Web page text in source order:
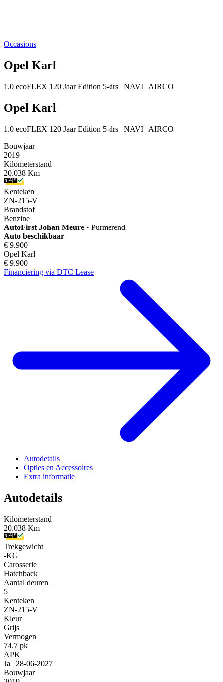
Occasions
Opel Karl
1.0 ecoFLEX 120 Jaar Edition 5-drs | NAVI | AIRCO
Opel Karl
1.0 ecoFLEX 120 Jaar Edition 5-drs | NAVI | AIRCO
Bouwjaar
2019
Kilometerstand
20.038 Km
Kenteken
ZN-215-V
Brandstof
Benzine
AutoFirst Johan Meure • Purmerend
Auto beschikbaar
€ 9.900
Opel Karl
€ 9.900
Financiering via DTC Lease
Autodetails
Opties en Accessoires
Extra informatie
Autodetails
Kilometerstand
20.038 Km
Trekgewicht
-KG
Carosserie
Hatchback
Aantal deuren
5
Kenteken
ZN-215-V
Kleur
Grijs
Vermogen
74.7 pk
APK
Ja | 28-06-2027
Bouwjaar